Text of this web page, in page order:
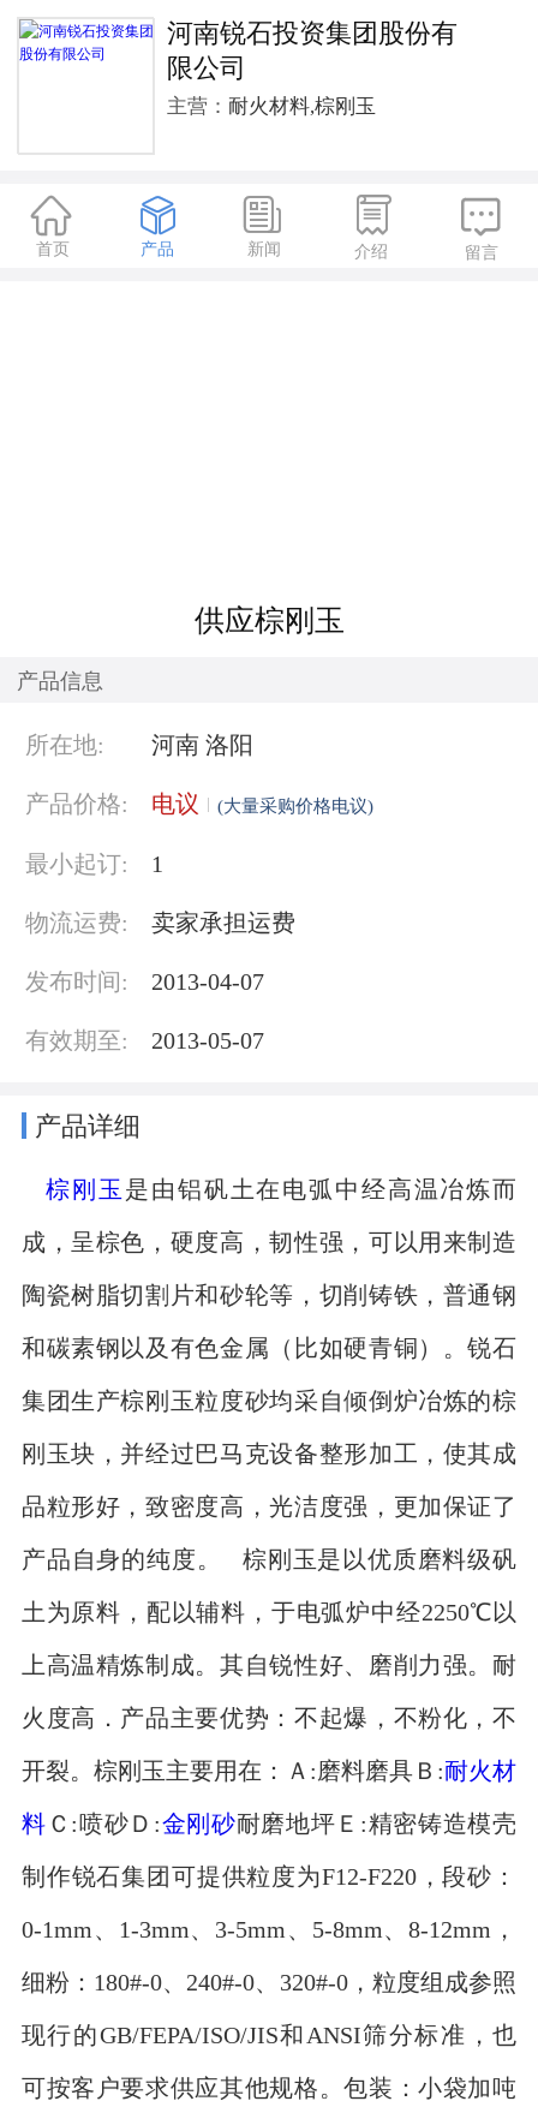
河南锐石投资集团股份有
限公司
主营： 耐火材料,棕刚玉

首页

产品

新闻

介绍

留言
供应棕刚玉
产品信息
所在地: 河南 洛阳
产品价格: 电议 (大量采购价格电议)
最小起订: 1
物流运费: 卖家承担运费
发布时间: 2013-04-07
有效期至: 2013-05-07
产品详细
棕刚玉 是由铝矾土在电弧中经高温冶炼而
成，呈棕色，硬度高，韧性强，可以用来制造
陶瓷树脂切割片和砂轮等，切削铸铁，普通钢
和碳素钢以及有色金属（比如硬青铜）。锐石
集团生产棕刚玉粒度砂均采自倾倒炉冶炼的棕
刚玉块，并经过巴马克设备整形加工，使其成
品粒形好，致密度高，光洁度强，更加保证了
产品自身的纯度。 棕刚玉是以优质磨料级矾
土为原料，配以辅料，于电弧炉中经2250℃以
上高温精炼制成。其自锐性好、磨削力强。耐
火度高．产品主要优势：不起爆，不粉化，不
开裂。棕刚玉主要用在：Ａ:磨料磨具Ｂ:耐火材
料 Ｃ:喷砂Ｄ:金刚砂耐磨地坪Ｅ:精密铸造模壳
制作锐石集团可提供粒度为F12-F220，段砂：
0-1mm、1-3mm、3-5mm、5-8mm、8-12mm，
细粉：180#-0、240#-0、320#-0，粒度组成参照
现行的GB/FEPA/ISO/JIS和ANSI筛分标准，也
可按客户要求供应其他规格。包装：小袋加吨